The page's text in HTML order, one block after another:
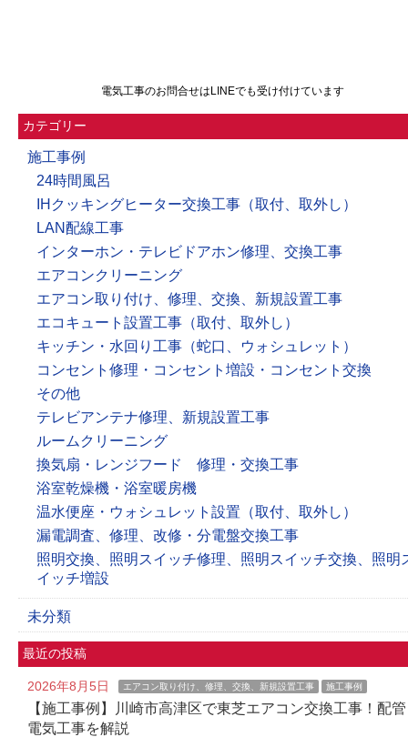
電気工事のお問合せはLINEでも受け付けています
カテゴリー
施工事例
24時間風呂
IHクッキングヒーター交換工事（取付、取外し）
LAN配線工事
インターホン・テレビドアホン修理、交換工事
エアコンクリーニング
エアコン取り付け、修理、交換、新規設置工事
エコキュート設置工事（取付、取外し）
キッチン・水回り工事（蛇口、ウォシュレット）
コンセント修理・コンセント増設・コンセント交換
その他
テレビアンテナ修理、新規設置工事
ルームクリーニング
換気扇・レンジフード 修理・交換工事
浴室乾燥機・浴室暖房機
温水便座・ウォシュレット設置（取付、取外し）
漏電調査、修理、改修・分電盤交換工事
照明交換、照明スイッチ修理、照明スイッチ交換、照明
イッチ増設
未分類
最近の投稿
2026年8月5日 エアコン取り付け、修理、交換、新規設置工事 施工事例
【施工事例】川崎市高津区で東芝エアコン交換工事！配
電気工事を解説